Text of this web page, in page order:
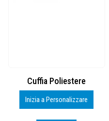
BS600 – 5139960
Personalizza